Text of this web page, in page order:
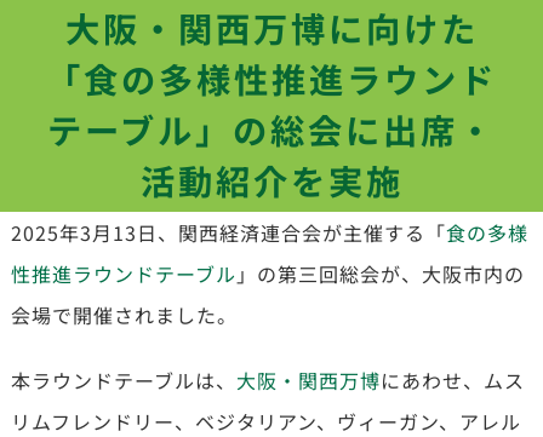
大阪・関西万博に向けた
「食の多様性推進ラウンド
テーブル」の総会に出席・
活動紹介を実施
2025年3月13日、関西経済連合会が主催する「食の多様
性推進ラウンドテーブル 」の第三回総会が、大阪市内の
会場で開催されました。
本ラウンドテーブルは、 大阪・関西万博にあわせ、ムス
リムフレンドリー、ベジタリアン、ヴィーガン、アレル